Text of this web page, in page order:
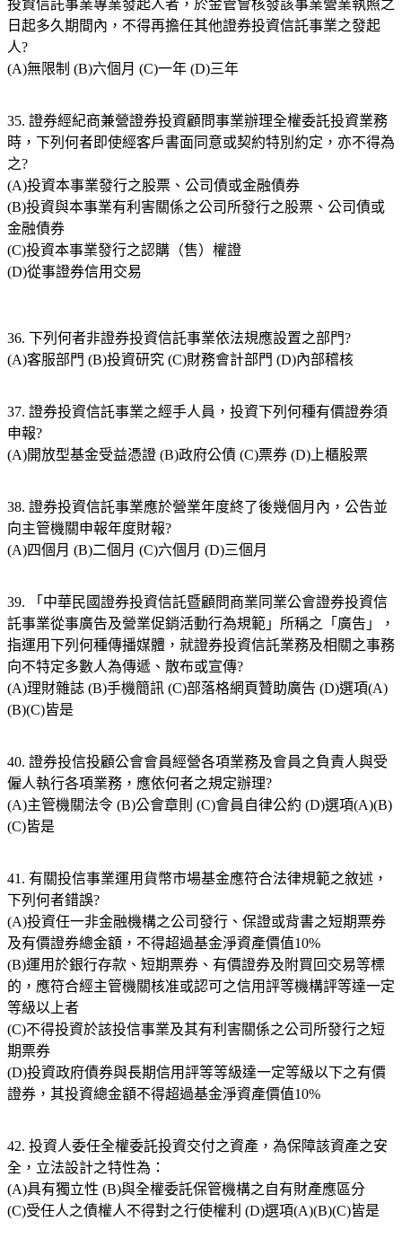
投資信託事業專業發起人者，於金管會核發該事業營業執照之
日起多久期間內，不得再擔任其他證券投資信託事業之發起
人?
(A)無限制 (B)六個月 (C)一年 (D)三年
35. 證券經紀商兼營證券投資顧問事業辦理全權委託投資業務
時，下列何者即使經客戶書面同意或契約特別約定，亦不得為
之?
(A)投資本事業發行之股票、公司債或金融債券
(B)投資與本事業有利害關係之公司所發行之股票、公司債或
金融債券
(C)投資本事業發行之認購（售）權證
(D)從事證券信用交易
36. 下列何者非證券投資信託事業依法規應設置之部門?
(A)客服部門 (B)投資研究 (C)財務會計部門 (D)內部稽核
37. 證券投資信託事業之經手人員，投資下列何種有價證券須
申報?
(A)開放型基金受益憑證 (B)政府公債 (C)票券 (D)上櫃股票
38. 證券投資信託事業應於營業年度終了後幾個月內，公告並
向主管機關申報年度財報?
(A)四個月 (B)二個月 (C)六個月 (D)三個月
39. 「中華民國證券投資信託暨顧問商業同業公會證券投資信
託事業從事廣告及營業促銷活動行為規範」所稱之「廣告」，
指運用下列何種傳播媒體，就證券投資信託業務及相關之事務
向不特定多數人為傳遞、散布或宣傳?
(A)理財雜誌 (B)手機簡訊 (C)部落格網頁贊助廣告 (D)選項(A)
(B)(C)皆是
40. 證券投信投顧公會會員經營各項業務及會員之負責人與受
僱人執行各項業務，應依何者之規定辦理?
(A)主管機關法令 (B)公會章則 (C)會員自律公約 (D)選項(A)(B)
(C)皆是
41. 有關投信事業運用貨幣市場基金應符合法律規範之敘述，
下列何者錯誤?
(A)投資任一非金融機構之公司發行、保證或背書之短期票券
及有價證券總金額，不得超過基金淨資產價值10%
(B)運用於銀行存款、短期票券、有價證券及附買回交易等標
的，應符合經主管機關核准或認可之信用評等機構評等達一定
等級以上者
(C)不得投資於該投信事業及其有利害關係之公司所發行之短
期票券
(D)投資政府債券與長期信用評等等級達一定等級以下之有價
證券，其投資總金額不得超過基金淨資產價值10%
42. 投資人委任全權委託投資交付之資產，為保障該資產之安
全，立法設計之特性為：
(A)具有獨立性 (B)與全權委託保管機構之自有財產應區分
(C)受任人之債權人不得對之行使權利 (D)選項(A)(B)(C)皆是